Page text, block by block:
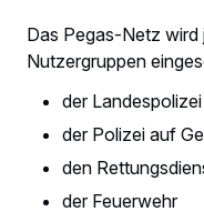
Das Pegas-Netz
Nutzergruppen
der Landespolizei
der Polizei auf
den
der Feuerwehr